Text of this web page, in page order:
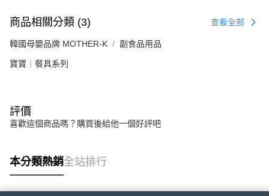
商品相關分類 (3) 查看全部
韓國母嬰品牌 MOTHER-K 副食品用品
寶寶｜餐具系列
評價
喜歡這個商品嗎？購買後給他一個好評吧
本分類熱銷全站排行